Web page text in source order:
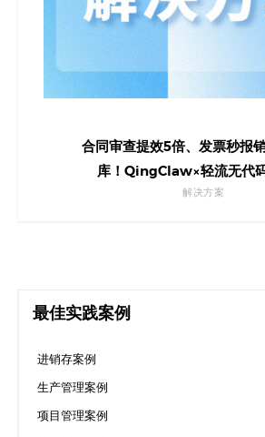
合同审查提效5倍、发票秒报
库！QingClaw×轻流无代
解决方案
最佳实践案例
进销存案例
生产管理案例
项目管理案例